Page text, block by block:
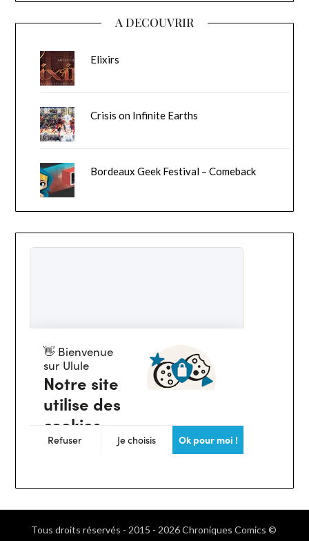
A DECOUVRIR
Elixirs
Crisis on Infinite Earths
Bordeaux Geek Festival – Comeback
Tous droits réservés - 2015 - 2026 Chroniques Comics ©